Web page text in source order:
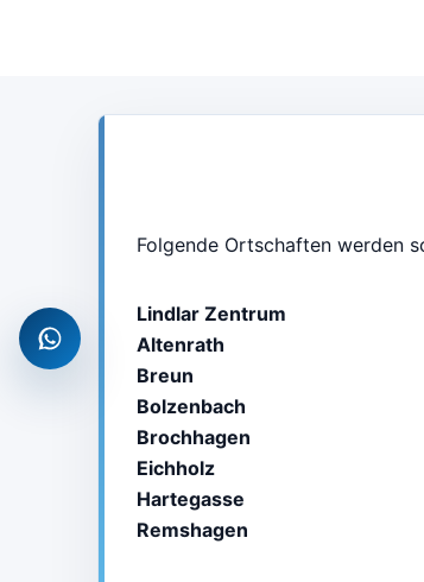
Folgende Ortschaften werden
Lindlar Zentrum
Altenrath
Breun
Bolzenbach
Brochhagen
Eichholz
Hartegasse
Remshagen
WhatsApp